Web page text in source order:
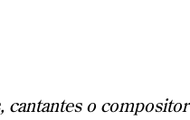
cantantes o